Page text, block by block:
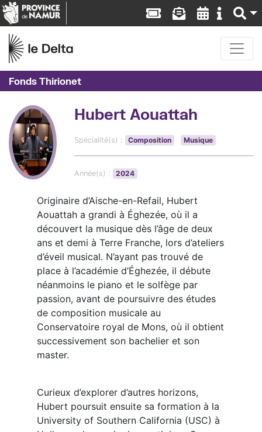
Fonds Thirionet
Hubert Aouattah
Spécialité(s) : Composition Musique
Année(s) : 2024
Originaire d’Aische-en-Refail, Hubert
Aouattah a grandi à Éghezée, où il a
découvert la musique dès l’âge de deux
ans et demi à Terre Franche, lors d’ateliers
d’éveil musical. N’ayant pas trouvé de
place à l’académie d’Éghezée, il débute
néanmoins le piano et le solfège par
passion, avant de poursuivre des études
de composition musicale au
Conservatoire royal de Mons, où il obtient
successivement son bachelier et son
master.
Curieux d’explorer d’autres horizons,
Hubert poursuit ensuite sa formation à la
University of Southern California (USC) à